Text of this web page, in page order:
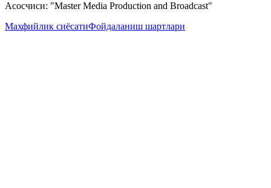
Асосчиси: "Master Media Production and Broadcast"
Махфийлик сиёсатиФойдаланиш шартлари